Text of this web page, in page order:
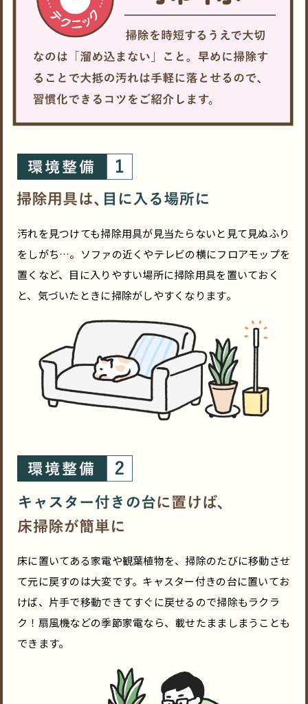
汚れを見つけても掃除用具が見当たらないと見て見ぬふり
をしがち…。ソファの近くやテレビの横にフロアモップを
置くなど、目に入りやすい場所に掃除用具を置いておく
と、気づいたときに掃除がしやすくなります。
床に置いてある家電や観葉植物を、掃除のたびに移動させ
て元に戻すのは大変です。キャスター付きの台に置いてお
けば、片手で移動できてすぐに戻せるので掃除もラクラ
ク！扇風機などの季節家電なら、載せたまましまうことも
できます。